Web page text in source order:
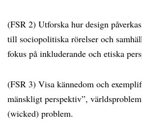
(FSR 2) Utforska hur design
till sociopolitiska rörelser och
fokus på inkluderande och etiska
(FSR 3) Visa kännedom och
mänskligt perspektiv”,
(wicked) problem.